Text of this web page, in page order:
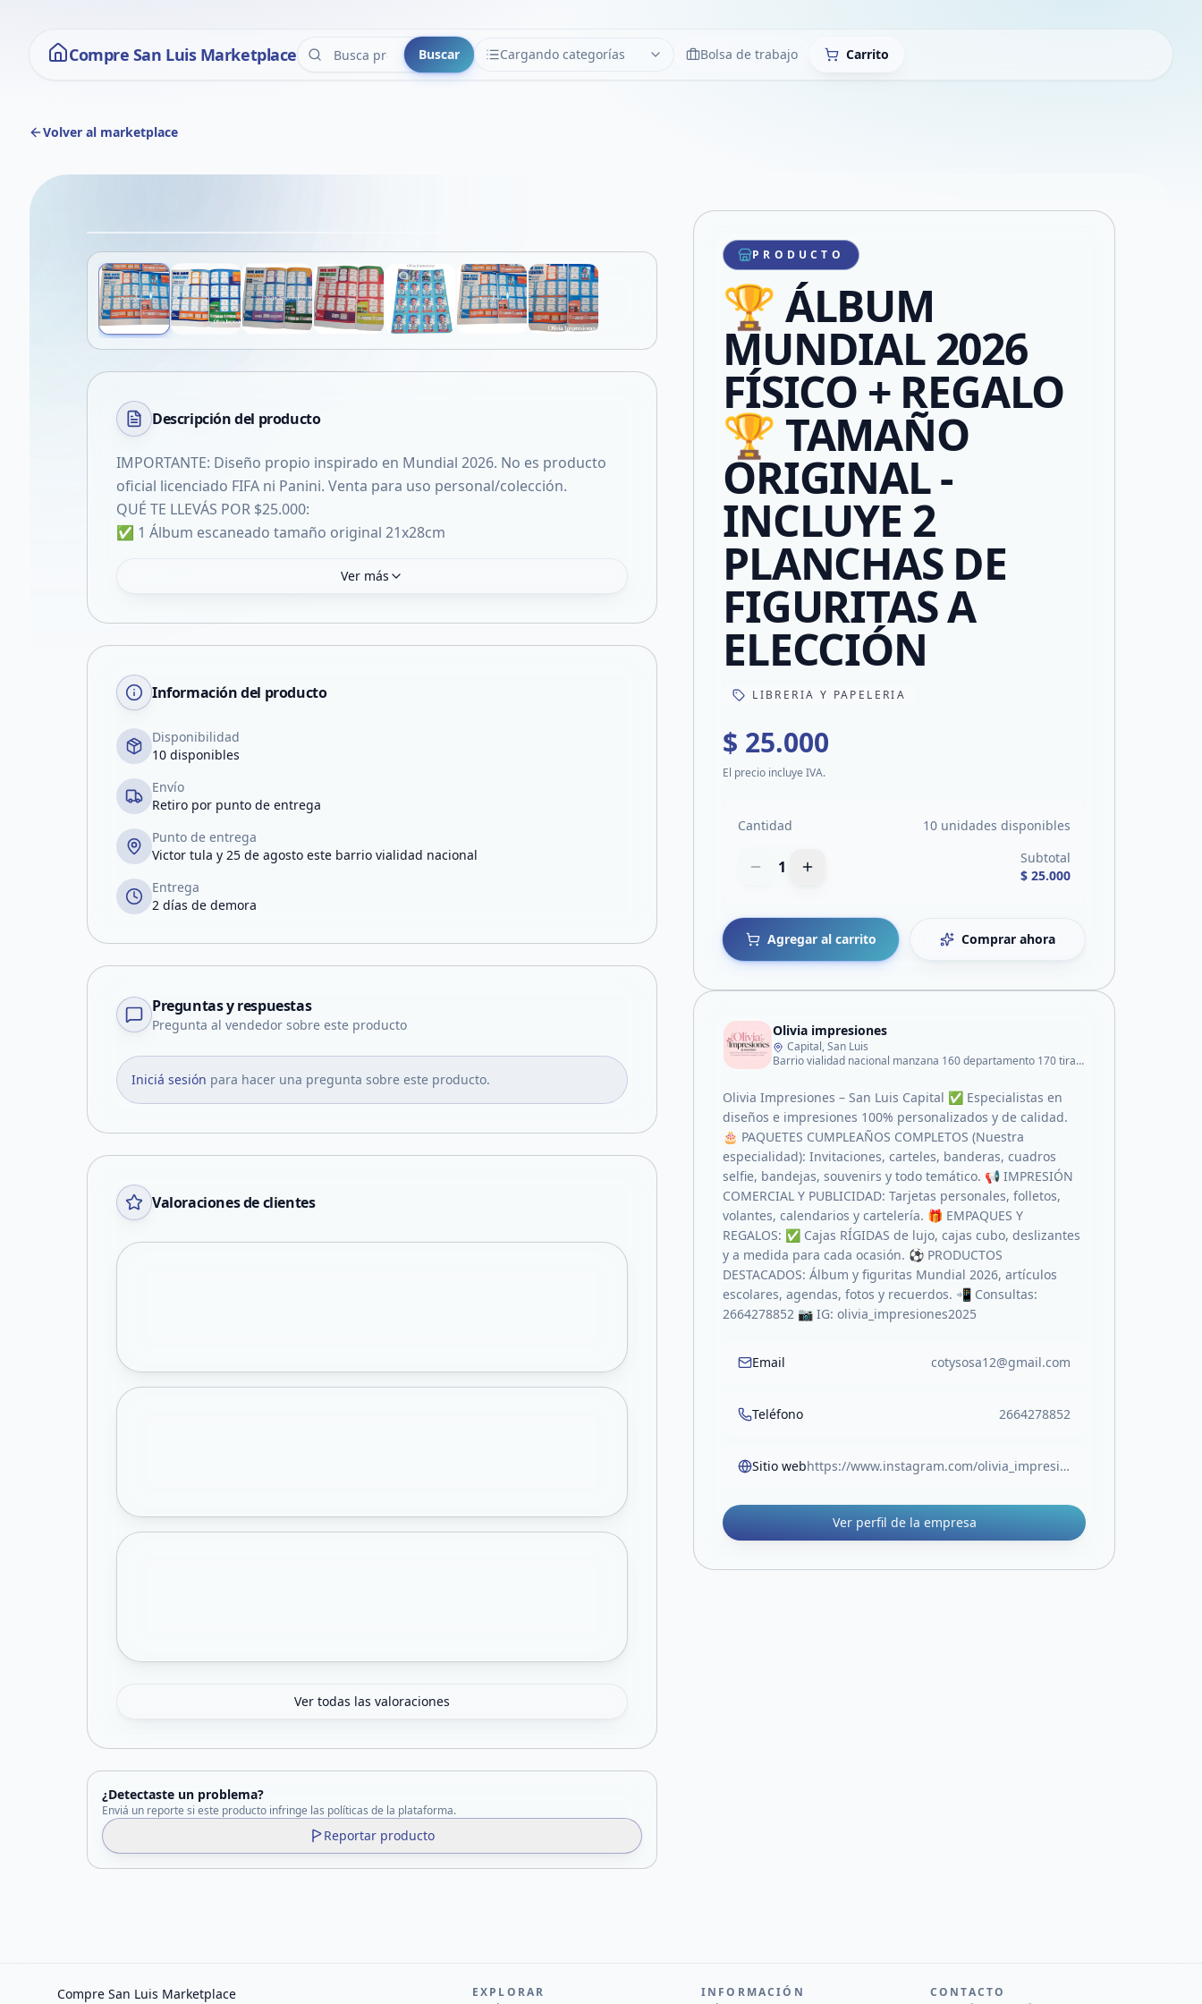
Compre San Luis Marketplace Buscar Cargando categorías
CATEGORÍAS LimpiarBolsa de trabajo Carrito
Volver al marketplace
Compartir producto
Compartir por WhatsApp
Compartir por mail
Compartir en Facebook
Descripción del producto
IMPORTANTE: Diseño propio inspirado en Mundial 2026. No es producto
oficial licenciado FIFA ni Panini. Venta para uso personal/colección.
QUÉ TE LLEVÁS POR $25.000:
✅ 1 Álbum escaneado tamaño original 21x28cm
Ver más
Información del producto
Disponibilidad
10 disponibles
Envío
Retiro por punto de entrega
Punto de entrega
Victor tula y 25 de agosto este barrio vialidad nacional
Entrega
2 días de demora
Preguntas y respuestas
Pregunta al vendedor sobre este producto
Iniciá sesión para hacer una pregunta sobre este producto.
Valoraciones de clientes
Ver todas las valoraciones
¿Detectaste un problema?
Enviá un reporte si este producto infringe las políticas de la plataforma.
Reportar producto
PRODUCTO
🏆 ÁLBUM
MUNDIAL 2026
FÍSICO + REGALO
🏆 TAMAÑO
ORIGINAL -
INCLUYE 2
PLANCHAS DE
FIGURITAS A
ELECCIÓN
LIBRERIA Y PAPELERIA
$ 25.000
El precio incluye IVA.
Cantidad 10 unidades disponibles
1
Subtotal
$ 25.000
Agregar al carrito Comprar ahora
Olivia impresiones
Capital, San Luis
Barrio vialidad nacional manzana 160 departamento 170 tira B
Olivia Impresiones – San Luis Capital ✅ Especialistas en
diseños e impresiones 100% personalizados y de calidad.
🎂 PAQUETES CUMPLEAÑOS COMPLETOS (Nuestra
especialidad): Invitaciones, carteles, banderas, cuadros
selfie, bandejas, souvenirs y todo temático. 📢 IMPRESIÓN
COMERCIAL Y PUBLICIDAD: Tarjetas personales, folletos,
volantes, calendarios y cartelería. 🎁 EMPAQUES Y
REGALOS: ✅ Cajas RÍGIDAS de lujo, cajas cubo, deslizantes
y a medida para cada ocasión. ⚽ PRODUCTOS
DESTACADOS: Álbum y figuritas Mundial 2026, artículos
escolares, agendas, fotos y recuerdos. 📲 Consultas:
2664278852 📷 IG: olivia_impresiones2025
Email cotysosa12@gmail.com
Teléfono 2664278852
Sitio web https://www.instagram.com/olivia_impresiones2025
Ver perfil de la empresa
Compre San Luis Marketplace
EXPLORAR INFORMACIÓN CONTACTO